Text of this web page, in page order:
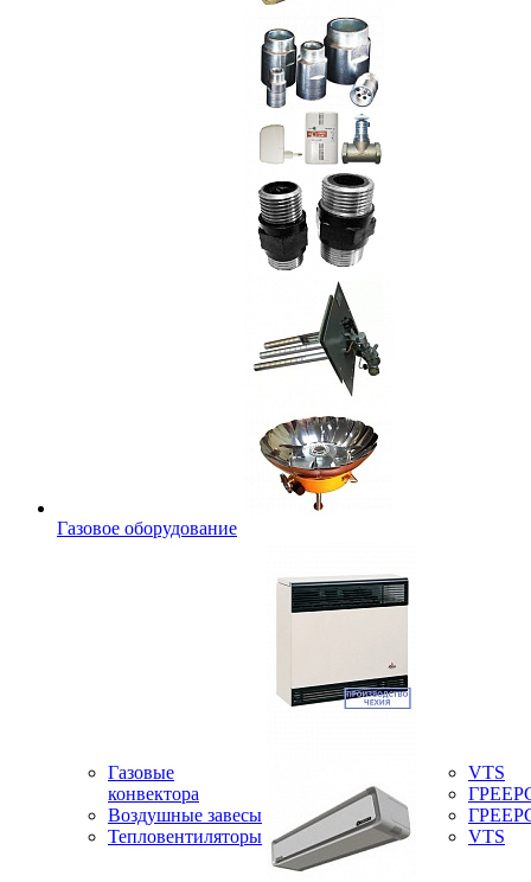
Газовое оборудование
Газовые
конвектора
Воздушные завесы
Тепловентиляторы
VTS
VTS